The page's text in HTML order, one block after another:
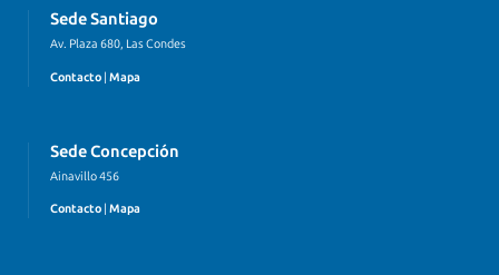
Sede Santiago
Av. Plaza 680, Las Condes
Contacto | Mapa
Sede Concepción
Ainavillo 456
Contacto Mapa